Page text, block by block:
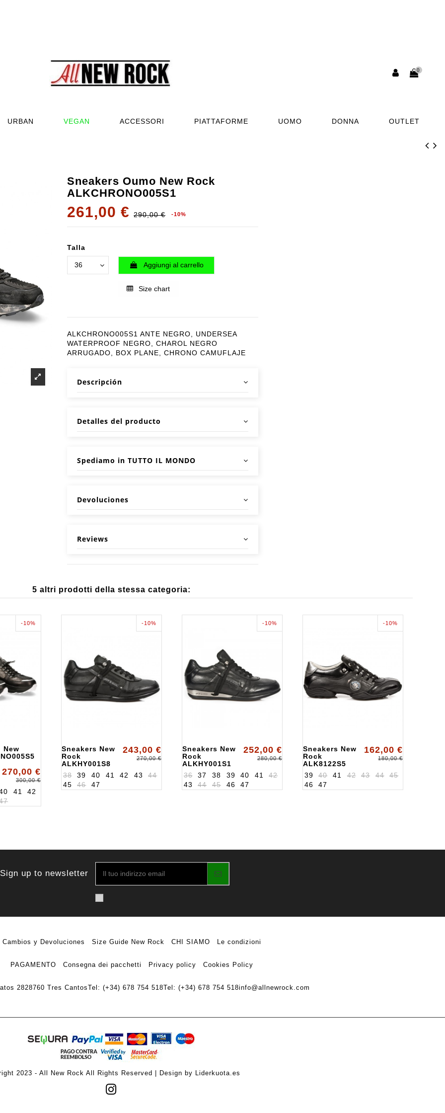
0
URBAN VEGAN ACCESSORI PIATTAFORME UOMO DONNA OUTLET
Sneakers Oumo New Rock
ALKCHRONO005S1
261,00 € 290,00 € -10%
Talla
Aggiungi al carrello
Size chart
ALKCHRONO005S1 ANTE NEGRO, UNDERSEA
WATERPROOF NEGRO, CHAROL NEGRO
ARRUGADO, BOX PLANE, CHRONO CAMUFLAJE
Descripción
Detalles del producto
Spediamo in TUTTO IL MONDO
Devoluciones
Reviews
5 altri prodotti della stessa categoria:
-10%
New
270,00 €
300,00 €
41
42
-10%
Sneakers New
Rock
ALKHY001S8
243,00 €
270,00 €
38 39 40 41 42 43
44
45
46 47
-10%
Sneakers New
Rock
ALKHY001S1
252,00 €
280,00 €
36 37 38 39 40 41
42
43
44 45 46 47
-10%
Sneakers New
Rock
ALK8122S5
162,00 €
180,00 €
39 40 41 42 43 44
45
46
47
Sign up to newsletter
Cambios y Devoluciones Size Guide New Rock CHI SIAMO Le condizioni
PAGAMENTO Consegna dei pacchetti Privacy policy Cookies Policy
2828760 Tres CantosTel: (+34) 678 754 518Tel: (+34) 678 754 518info@allnewrock.com
2023 - All New Rock All Rights Reserved | Design by Liderkuota.es